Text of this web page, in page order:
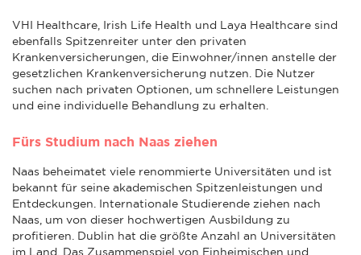
VHI Healthcare, Irish Life Health und Laya Healthcare sind
ebenfalls Spitzenreiter unter den privaten
Krankenversicherungen, die Einwohner/innen anstelle der
gesetzlichen Krankenversicherung nutzen. Die Nutzer
suchen nach privaten Optionen, um schnellere Leistungen
und eine individuelle Behandlung zu erhalten.
Fürs Studium nach Naas ziehen
Naas beheimatet viele renommierte Universitäten und ist
bekannt für seine akademischen Spitzenleistungen und
Entdeckungen. Internationale Studierende ziehen nach
Naas, um von dieser hochwertigen Ausbildung zu
profitieren. Dublin hat die größte Anzahl an Universitäten
im Land. Das Zusammenspiel von Einheimischen und